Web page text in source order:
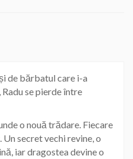
de bărbatul care i-a
se pierde între
o nouă trădare. Fiecare
secret vechi revine, o
iar dragostea devine o